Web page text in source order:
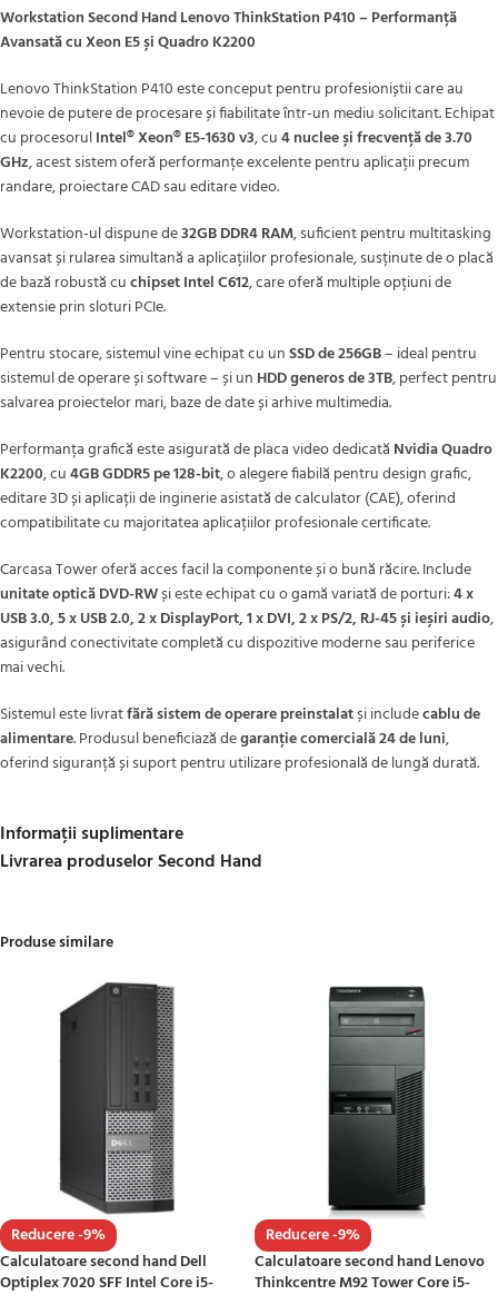
Workstation Second Hand Lenovo ThinkStation P410 – Performanță
Avansată cu Xeon E5 și Quadro K2200
Lenovo ThinkStation P410 este conceput pentru profesioniștii care au
nevoie de putere de procesare și fiabilitate într-un mediu solicitant. Echipat
cu procesorulIntel® Xeon® E5-1630 v3, cu4 nuclee și frecvență de 3.70
GHz, acest sistem oferă performanțe excelente pentru aplicații precum
randare, proiectare CAD sau editare video.
Workstation-ul dispune de32GB DDR4 RAM, suficient pentru multitasking
avansat și rularea simultană a aplicațiilor profesionale, susținute de o placă
de bază robustă cuchipset Intel C612, care oferă multiple opțiuni de
extensie prin sloturi PCIe.
Pentru stocare, sistemul vine echipat cu unSSD de 256GB– ideal pentru
sistemul de operare și software – și un HDD generos de 3TB, perfect pentru
salvarea proiectelor mari, baze de date și arhive multimedia.
Performanța grafică este asigurată de placa video dedicată Nvidia Quadro
K2200, cu4GB GDDR5 pe 128-bit, o alegere fiabilă pentru design grafic,
editare 3D și aplicații de inginerie asistată de calculator (CAE), oferind
compatibilitate cu majoritatea aplicațiilor profesionale certificate.
Carcasa Tower oferă acces facil la componente și o bună răcire. Include
unitate optică DVD-RWși este echipat cu o gamă variată de porturi:4 x
USB 3.0, 5 x USB 2.0, 2 x DisplayPort, 1 x DVI, 2 x PS/2, RJ-45 și ieșiri audio,
asigurând conectivitate completă cu dispozitive moderne sau periferice
mai vechi.
Sistemul este livratfără sistem de operare preinstalatși includecablu de
alimentare. Produsul beneficiază degaranție comercială 24 de luni,
oferind siguranță și suport pentru utilizare profesională de lungă durată.
Informații suplimentare
Livrarea produselor Second Hand
Produse similare
Reducere -9%
Calculatoare second hand Dell
Optiplex 7020 SFF Intel Core i5-
Reducere -9%
Calculatoare second hand Lenovo
Thinkcentre M92 Tower Core i5-